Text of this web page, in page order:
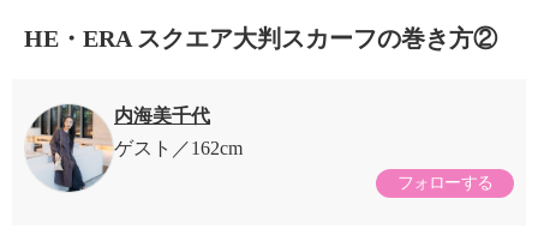
HE・ERA スクエア大判スカーフの巻き方②
内海美千代
ゲスト
162cm
フォローする